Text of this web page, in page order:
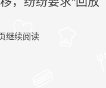
继续阅读